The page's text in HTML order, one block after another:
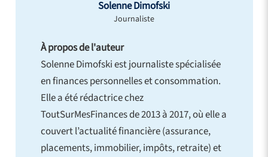
Solenne Dimofski
Journaliste
À propos de l'auteur
Solenne Dimofski est journaliste spécialisée
en finances personnelles et consommation.
Elle a été rédactrice chez
ToutSurMesFinances de 2013 à 2017, où elle a
couvert l’actualité financière (assurance,
placements, immobilier, impôts, retraite) et